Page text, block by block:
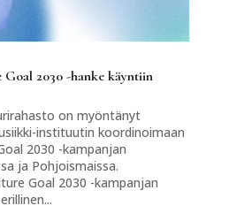
2030 -hanke käyntiin
on myöntänyt
instituutin koordinoimaan
2030 -kampanjan
ja Pohjoismaissa.
Goal 2030 -kampanjan